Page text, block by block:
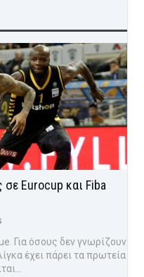
σε Eurocup και Fiba
Για όσους δεν γνωρίζουν
έχει πάρει τα πρωτεία